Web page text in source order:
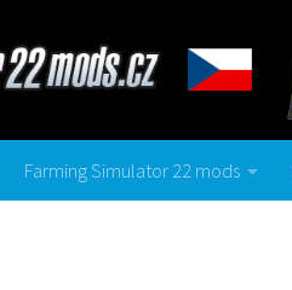
Farming Simulator 22 mods